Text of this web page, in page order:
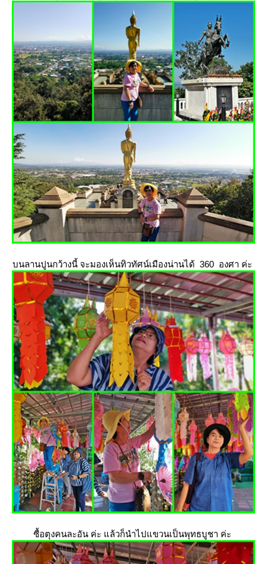
บนลานปูนกว้างนี้ จะมองเห็นทิวทัศน์เมืองน่านได้ 360 องศา ค่ะ
ซื้อตุงคนละอัน ค่ะ แล้วก็นำไปแขวนเป็นพุทธบูชา ค่ะ